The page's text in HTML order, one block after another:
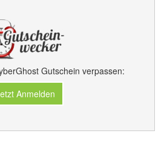
Gutschein verpassen:
Anmelden